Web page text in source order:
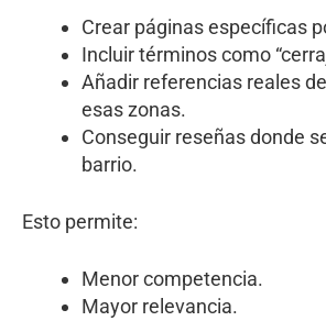
Crear páginas específicas
Incluir términos como
Añadir referencias reales
esas zonas.
Conseguir reseñas donde
barrio.
Esto permite:
Menor competencia.
Mayor relevancia.